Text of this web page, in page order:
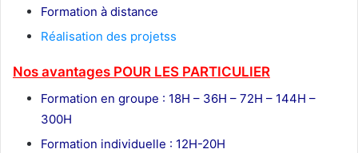
Formation à distance
Réalisation des projetss
Nos avantages POUR LES PARTICULIER
Formation en groupe : 18H – 36H – 72H – 144H –
300H
Formation individuelle : 12H-20H